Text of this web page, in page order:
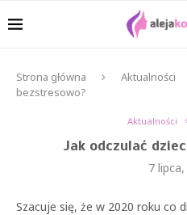
Strona główna Aktualności
bezstresowo?
Aktualności
Jak odczulać
7
Szacuje się, że w 2020 roku co